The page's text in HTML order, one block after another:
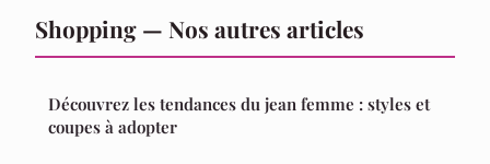
Shopping — Nos autres articles
Découvrez les tendances du jean femme : styles et
coupes à adopter